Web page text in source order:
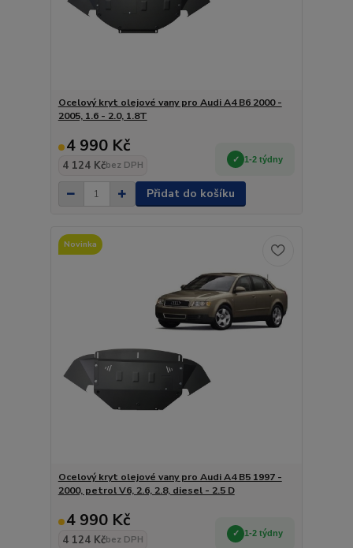
Ocelový kryt olejové vany pro Audi A4 B6 2000 -
2005, 1.6 - 2.0, 1.8T
4 990 Kč
4 124 Kčbez DPH
1-2 týdny
Přidat do košíku
Novinka
Ocelový kryt olejové vany pro Audi A4 B5 1997 -
2000, petrol V6, 2.6, 2.8, diesel - 2.5 D
4 990 Kč
4 124 Kčbez DPH
1-2 týdny